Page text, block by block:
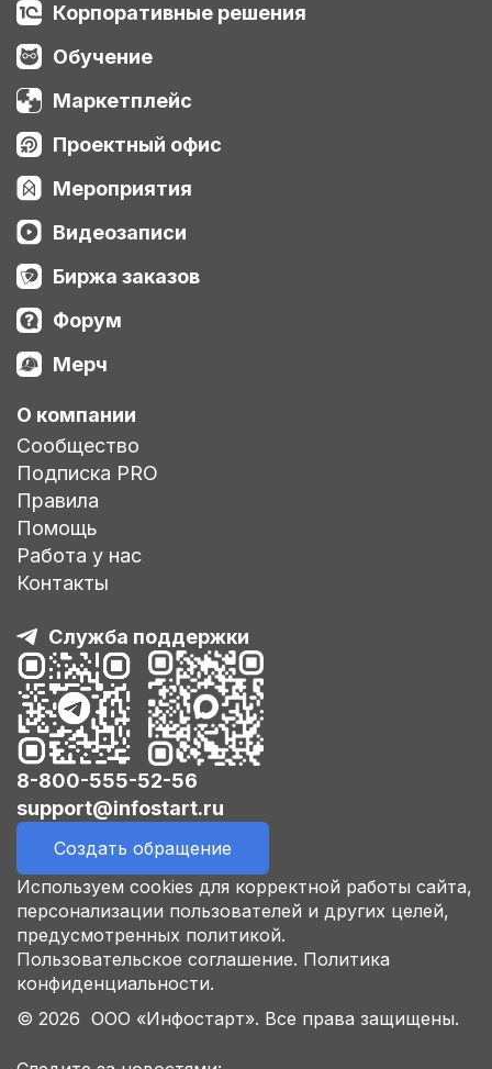
Корпоративные решения
Обучение
Маркетплейс
Проектный офис
Мероприятия
Видеозаписи
Биржа заказов
Форум
Мерч
О компании
Сообщество
Подписка PRO
Правила
Помощь
Работа у нас
Контакты
Служба поддержки
8-800-555-52-56
support@infostart.ru
Создать обращение
Используем cookies для корректной работы сайта,
персонализации пользователей и других целей,
предусмотренных политикой.
Пользовательское соглашение. Политика
конфиденциальности.
© 2026 ООО «Инфостарт». Все права защищены.